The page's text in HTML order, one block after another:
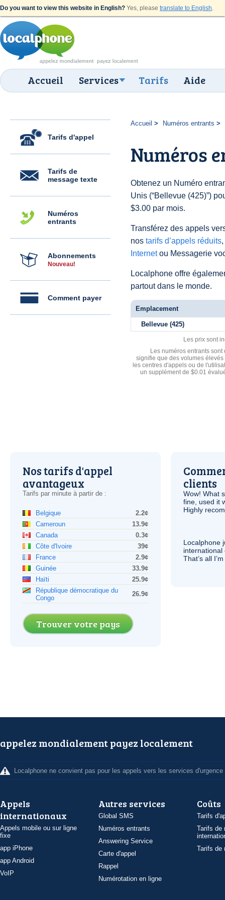
Do you want to view this website in English? Yes, please translate to English.
Accueil Services Tarifs Aide
Tarifs d'appel
Tarifs de
message texte
Numéros
entrants
Abonnements
Nouveau!
Comment payer
Accueil Numéros entrants
Numéros
Obtenez un Numéro
Unis (“Bellevue (425)”)
$3.00 par mois.
Transférez des appels
nos tarifs d’appels réduits
Internetou Messagerie
Localphone offre
partout dans le monde.
Emplacement
Bellevue (425)
Les prix sont
Les numéros entrants
signifie que des volumes
les centres d'appels ou de
un supplément de $0.01
Nos tarifs d'appel
avantageux
Tarifs par minute à partir de :
Belgique
2.2¢
Cameroun
13.9¢
Canada
0.3¢
Côte d'Ivoire
39¢
France
2.9¢
Guinée
33.9¢
Haïti
25.9¢
République démocratique du
Congo
26.9¢
Trouver votre pays
clients
Wow! What
fine, used it
Highly
Localphone
international
That’s all
appelez mondialement payez localement
Localphone ne convient pas pour les appels vers les services d'urgence
Appels
internationaux
Appels mobile ou sur ligne
fixe
app iPhone
app Android
VoIP
Autres services
Global SMS
Numéros entrants
Answering Service
Carte d'appel
Rappel
Numérotation en ligne
Coûts
Tarifs
Tarifs de
Tarifs de